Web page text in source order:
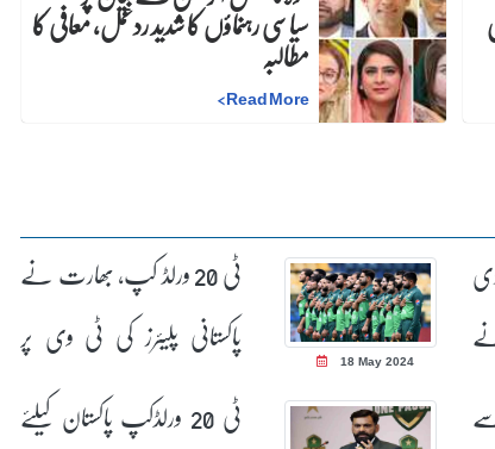
سیاسی رہنماؤں کا شدید ردعمل، معافی کا
مطالبہ
Read More
>
18 May 2024
ٹی 20 ورلڈ کپ، بھارت نے
پاکستانی پلیئرز کی ٹی وی پر
ٹرولنگ شروع کردی
ٹی 20 ورلڈکپ پاکستان کیلئے